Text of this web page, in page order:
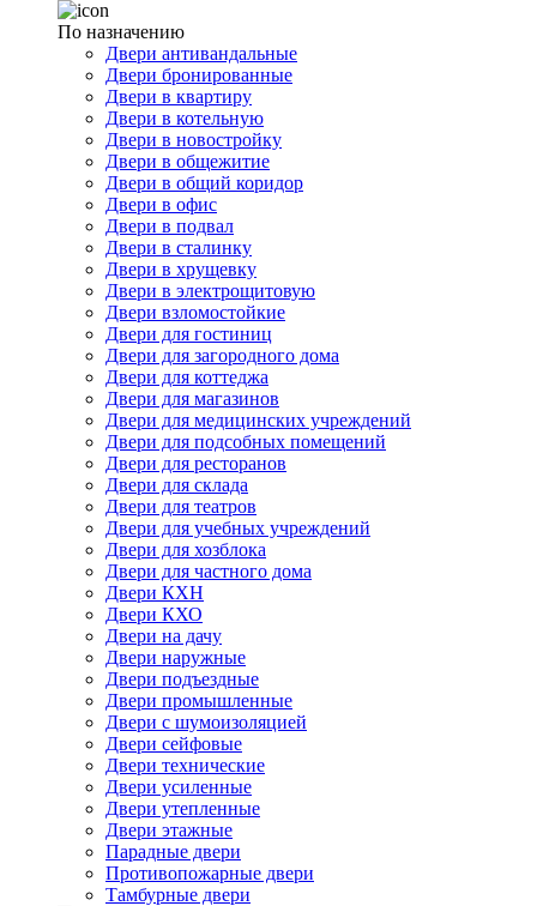
По назначению
Двери антивандальные
Двери бронированные
Двери в квартиру
Двери в котельную
Двери в новостройку
Двери в общежитие
Двери в общий коридор
Двери в офис
Двери в подвал
Двери в сталинку
Двери в хрущевку
Двери в электрощитовую
Двери взломостойкие
Двери для гостиниц
Двери для загородного дома
Двери для коттеджа
Двери для магазинов
Двери для медицинских учреждений
Двери для подсобных помещений
Двери для ресторанов
Двери для склада
Двери для театров
Двери для учебных учреждений
Двери для хозблока
Двери для частного дома
Двери КХН
Двери КХО
Двери на дачу
Двери наружные
Двери подъездные
Двери промышленные
Двери с шумоизоляцией
Двери сейфовые
Двери технические
Двери усиленные
Двери утепленные
Двери этажные
Парадные двери
Противопожарные двери
Тамбурные двери